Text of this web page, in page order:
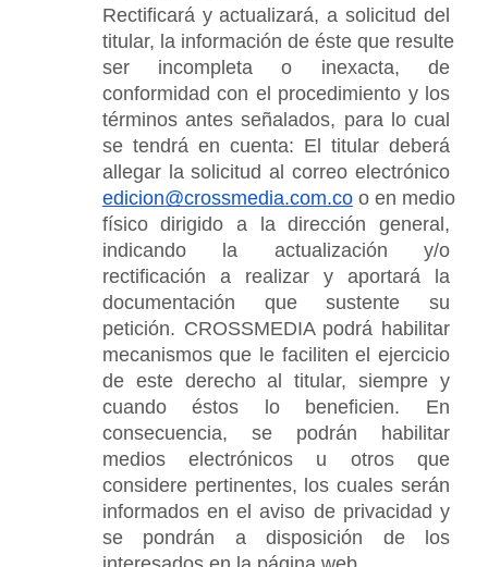
Rectificará y actualizará, a solicitud del
titular, la información de éste que resulte
ser incompleta o inexacta, de
conformidad con el procedimiento y los
términos antes señalados, para lo cual
se tendrá en cuenta: El titular deberá
edicion@crossmedia.com.co o en medio
físico dirigido a la dirección general,
indicando la actualización y/o
rectificación a realizar y aportará la
documentación que sustente su
petición. CROSSMEDIA podrá habilitar
mecanismos que le faciliten el ejercicio
de este derecho al titular, siempre y
cuando éstos lo beneficien. En
consecuencia, se podrán habilitar
medios electrónicos u otros que
considere pertinentes, los cuales serán
informados en el aviso de privacidad y
se pondrán a disposición de los